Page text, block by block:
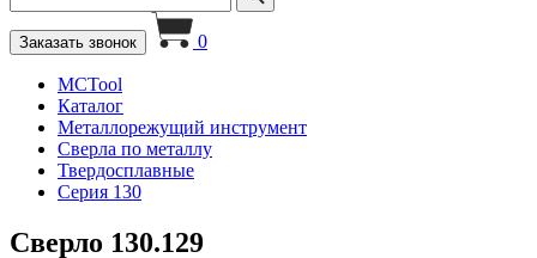
Заказать звонок 0
MCTool
Каталог
Металлорежущий инструмент
Сверла по металлу
Твердосплавные
Серия 130
Сверло 130.129